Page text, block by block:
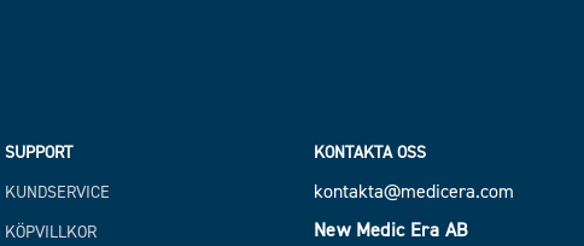
SUPPORT
KUNDSERVICE
KÖPVILLKOR
KONTAKTA OSS
kontakta@medicera.com
New Medic Era AB